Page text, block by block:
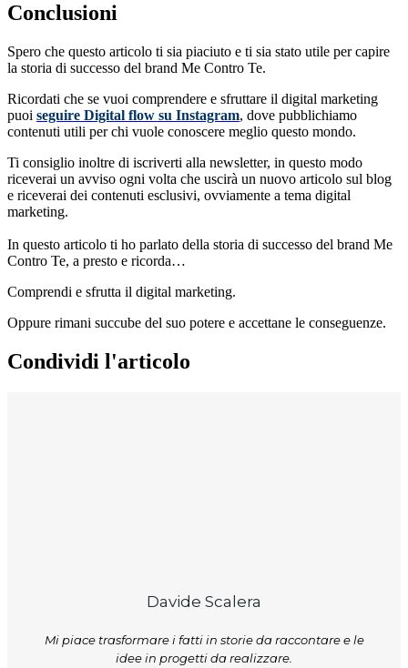
Conclusioni
Spero che questo articolo ti sia piaciuto e ti sia stato utile per capire
la storia di successo del brand Me Contro Te.
Ricordati che se vuoi comprendere e sfruttare il digital marketing
puoi seguire Digital flow su Instagram, dove pubblichiamo
contenuti utili per chi vuole conoscere meglio questo mondo.
Ti consiglio inoltre di iscriverti alla newsletter, in questo modo
riceverai un avviso ogni volta che uscirà un nuovo articolo sul blog
e riceverai dei contenuti esclusivi, ovviamente a tema digital
marketing.
In questo articolo ti ho parlato della storia di successo del brand Me
Contro Te, a presto e ricorda…
Comprendi e sfrutta il digital marketing.
Oppure rimani succube del suo potere e accettane le conseguenze.
Condividi l'articolo
Davide Scalera
Mi piace trasformare i fatti in storie da raccontare e le
idee in progetti da realizzare.